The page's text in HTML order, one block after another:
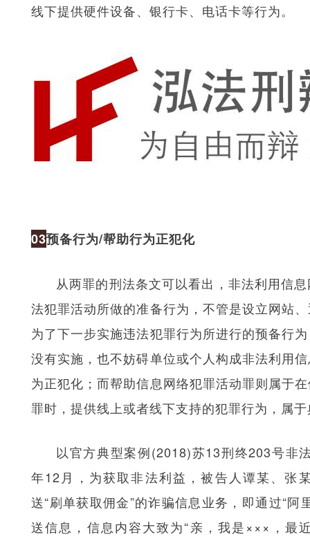
线下提供硬件设备、银行卡、电话卡等行为。
03预备行为/帮助行为正犯化
从两罪的刑法条文可以看出，非法利用信
法犯罪活动所做的准备行为，不管是设立网站
为了下一步实施违法犯罪行为所进行的预备行
没有实施，也不妨碍单位或个人构成非法利用
为正犯化；而帮助信息网络犯罪活动罪则属于
罪时，提供线上或者线下支持的犯罪行为，属
以官方典型案例(2018)苏13刑终203号非
年12月，为获取非法利益，被告人谭某、张
送“刷单获取佣金”的诈骗信息业务，即通过“阿
送信息，信息内容大致为“亲，我是×××，最